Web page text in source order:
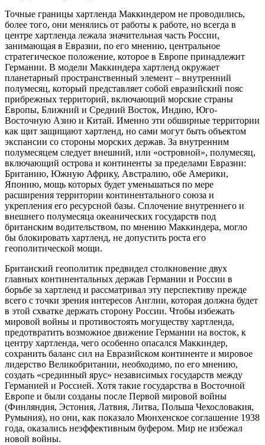
Точные границы хартленда Маккиндером не проводились,
более того, они менялись от работы к работе, но всегда в
центре хартленда лежала значительная часть России,
занимающая в Евразии, по его мнению, центральное
стратегическое положение, которое в Европе принадлежит
Германии. В модели Маккиндера хартленд окружает
планетарный пространственный элемент – внутренний
полумесяц, который представляет собой евразийский пояс
прибрежных территорий, включающий морские страны
Европы, Ближний и Средний Восток, Индию, Юго-
Восточную Азию и Китай. Именно эти обширные территории
как щит защищают хартленд, но сами могут быть объектом
экспансии со стороны морских держав. За внутренним
полумесяцем следует внешний, или «островной», полумесяц,
включающий острова и континенты за пределами Евразии:
Британию, Южную Африку, Австралию, обе Америки,
Японию, мощь которых будет уменьшаться по мере
расширения территории континентального союза и
укрепления его ресурсной базы. Сплочение внутреннего и
внешнего полумесяца океанических государств под
британским водительством, по мнению Маккиндера, могло
бы блокировать хартленд, не допустить роста его
геополитической мощи.
Британский геополитик предвидел столкновение двух
главных континентальных держав Германии и России в
борьбе за хартленд и рассматривал эту перспективу прежде
всего с точки зрения интересов Англии, которая должна будет
в этой схватке держать сторону России. Чтобы избежать
мировой войны и противостоять могуществу хартленда,
предотвратить возможное движение Германии на восток, к
центру хартленда, чего особенно опасался Маккиндер,
сохранить баланс сил на Евразийском континенте и мировое
лидерство Великобритании, необходимо, по его мнению,
создать «срединный ярус» независимых государств между
Германией и Россией. Хотя такие государства в Восточной
Европе и были созданы после Первой мировой войны
(Финляндия, Эстония, Латвия, Литва, Польша Чехословакия,
Румыния), но они, как показало Мюнхенское соглашение 1938
года, оказались неэффективным буфером. Мир не избежал
новой войны.